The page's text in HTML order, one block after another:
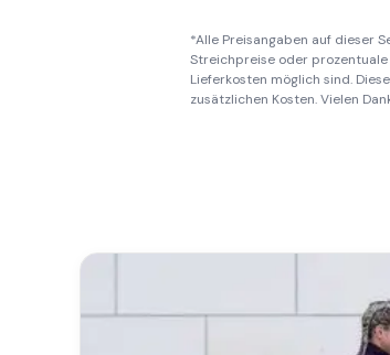
*Alle Preisangaben auf dieser
Streichpreise oder prozentuale
Lieferkosten möglich sind.
zusätzlichen Kosten. Vielen